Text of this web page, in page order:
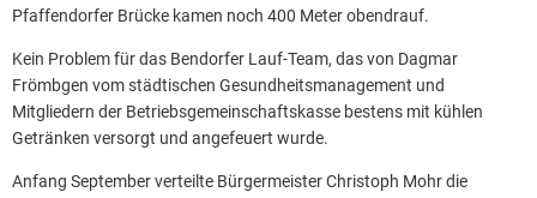
Pfaffendorfer Brücke kamen noch 400 Meter obendrauf.
Kein Problem für das Bendorfer Lauf-Team, das von Dagmar
Frömbgen vom städtischen Gesundheitsmanagement und
Mitgliedern der Betriebsgemeinschaftskasse bestens mit kühlen
Getränken versorgt und angefeuert wurde.
Anfang September verteilte Bürgermeister Christoph Mohr die